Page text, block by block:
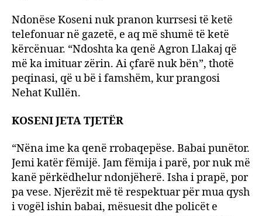
Ndonëse Koseni nuk pranon kurrsesi të ketë
telefonuar në gazetë, e aq më shumë të ketë
kërcënuar. “Ndoshta ka qenë Agron Llakaj që
më ka imituar zërin. Ai çfarë nuk bën”, thotë
peqinasi, që u bë i famshëm, kur prangosi
Nehat Kullën.
KOSENI JETA TJETËR
“Nëna ime ka qenë rrobaqepëse. Babai punëtor.
Jemi katër fëmijë. Jam fëmija i parë, por nuk më
kanë përkëdhelur ndonjëherë. Isha i prapë, por
pa vese. Njerëzit më të respektuar për mua qysh
i vogël ishin babai, mësuesit dhe policët e